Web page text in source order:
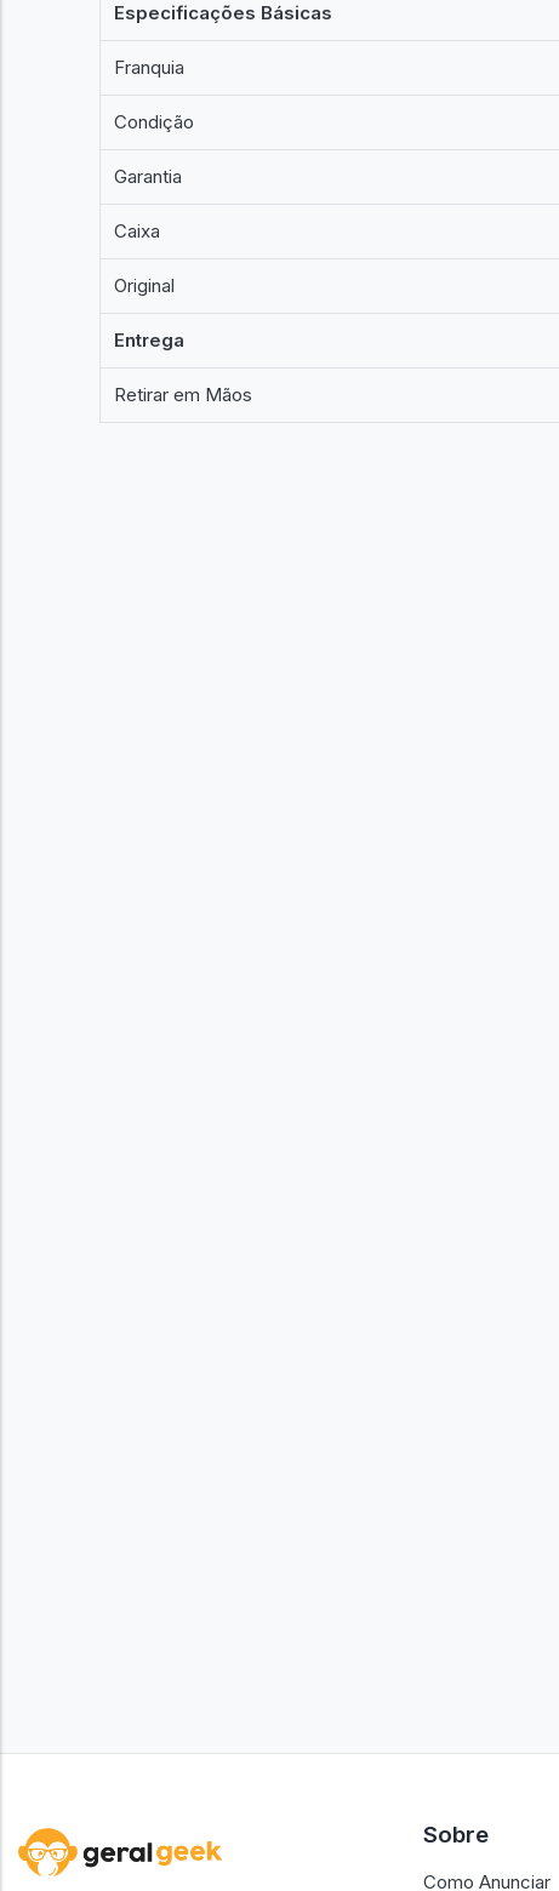
Especificações Básicas
Franquia
Condição
Garantia
Caixa
Original
Entrega
Retirar em Mãos
Sobre
Como Anunciar